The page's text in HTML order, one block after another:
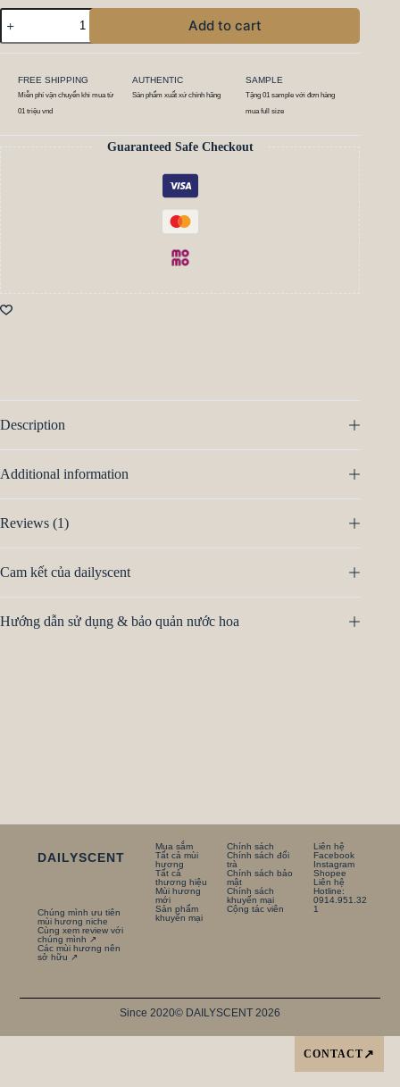
Add to cart
FREE SHIPPING
Miễn phí vận chuyển khi mua từ
01 triệu vnd
AUTHENTIC
Sản phẩm xuất xứ chính hãng
SAMPLE
Tặng 01 sample với đơn hàng
mua full size
Guaranteed Safe Checkout
Description
Additional information
Reviews (1)
Cam kết của dailyscent
Hướng dẫn sử dụng & bảo quản nước hoa
DAILYSCENT
Chúng mình ưu tiên
mùi hương niche
Cùng xem review với
chúng mình ↗
Các mùi hương nên
sở hữu ↗
Mua sắm
Tất cả mùi
hương
Tất cả
thương hiệu
Mùi hương
mới
Sản phẩm
khuyến mại
Chính sách
Chính sách đổi
trà
Chính sách bảo
mật
Chính sách
khuyến mại
Cộng tác viên
Liên hệ
Facebook
Instagram
Shopee
Liên hệ
Hotline:
0914.951.32
1
Since 2020© DAILYSCENT 2026
CONTACT ↗